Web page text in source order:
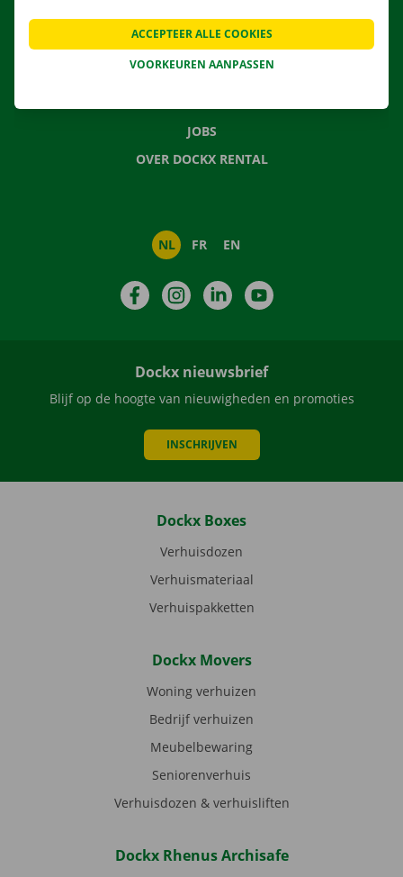
CONTACTEER ONS
VEELGESTELDE VRAGEN
JOBS
OVER DOCKX RENTAL
NL FR EN
FacebookInstagramLinkedIn
Dockx nieuwsbrief
Blijf op de hoogte van nieuwigheden en promoties
INSCHRIJVEN
Dockx Boxes
Verhuisdozen
Verhuismateriaal
Verhuispakketten
Dockx Movers
Woning verhuizen
Bedrijf verhuizen
Meubelbewaring
Seniorenverhuis
Verhuisdozen & verhuisliften
Dockx Rhenus Archisafe
VOORKEUREN AANPASSEN
ACCEPTEER ALLE COOKIES